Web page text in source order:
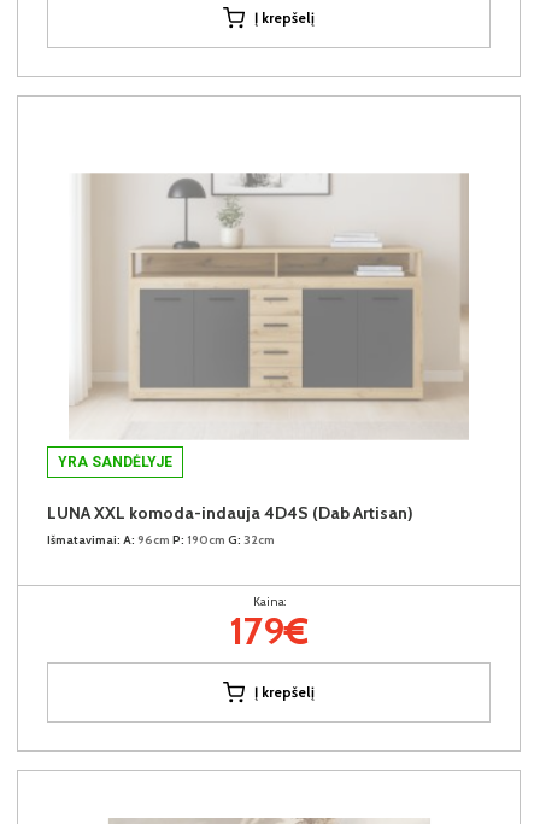
Į krepšelį
YRA SANDĖLYJE
LUNA XXL komoda-indauja 4D4S (Dab Artisan)
Išmatavimai: A: 96cm P: 190cm G: 32cm
Kaina:
179€
Į krepšelį